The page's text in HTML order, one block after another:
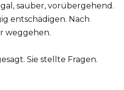
sauber, vorübergehend.
entschädigen. Nach
weggehen.
Sie stellte Fragen.